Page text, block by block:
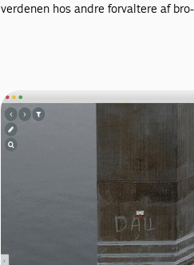
verdenen hos andre forvaltere af